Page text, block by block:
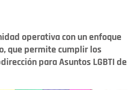
operativa con un enfoque
que permite cumplir los
para Asuntos LGBTI de